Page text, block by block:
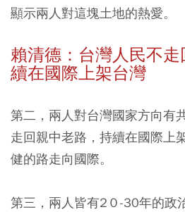
顯示兩人對這塊土地的熱愛。
賴清德：台灣人民不
續在國際上架台灣
第二，兩人對台灣國家方向有
走回親中老路，持續在國際上
健的路走向國際。
第三，兩人皆有2０-30年的政